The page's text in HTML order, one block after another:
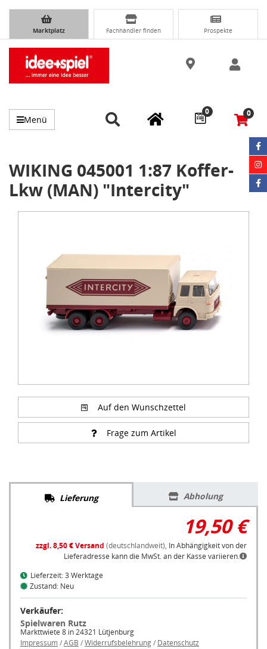
Marktplatz Fachhändler finden Prospekte
Menü
0 0
WIKING 045001 1:87 Koffer-
Lkw (MAN) "Intercity"
Auf den Wunschzettel
Frage zum Artikel
Lieferung Abholung
19,50 €
zzgl. 8,50 € Versand (deutschlandweit), In Abhängigkeit von der
Lieferadresse kann die MwSt. an der Kasse variieren.
Lieferzeit: 3 Werktage
Zustand: Neu
Verkäufer:
Spielwaren Rutz
Markttwiete 8 in 24321 Lütjenburg
Impressum/AGB /Widerrufsbelehrung/ Datenschutz